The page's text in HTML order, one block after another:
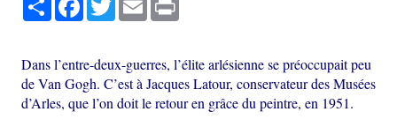
Dans l’entre-deux-guerres, l’élite arlésienne se préoccupait peu
de Van Gogh. C’est à Jacques Latour, conservateur des Musées
d’Arles, que l’on doit le retour en grâce du peintre, en 1951.